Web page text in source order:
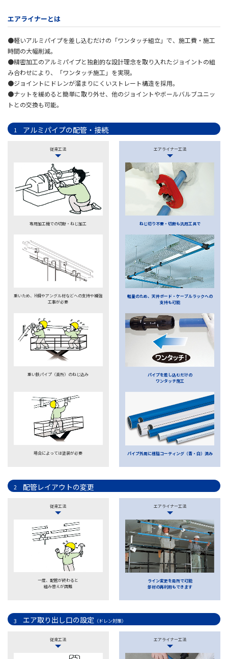
エアライナーとは
●軽いアルミパイプを差し込むだけの「ワンタッチ組立」で、施工費・施工
時間の大幅削減。
●精密加工のアルミパイプと独創的な設計理念を取り入れたジョイントの組
み合わせにより、「ワンタッチ施工」を実現。
●ジョイントにドレンが溜まりにくいストレート構造を採用。
●ナットを緩めると簡単に取り外せ、他のジョイントやボールバルブユニッ
トとの交換も可能。
1 アルミパイプの配管・接続
従来工法
専用加工機での切断・ねじ加工
重いため、H鋼やアングル材などへの支持や補強
工事が必要
重い鉄パイプ（高所）のねじ込み
場合によっては塗装が必要
エアライナー工法
ねじ切り不要・切断も汎用工具で
軽量のため、天井ボード・ケーブルラックへの
支持も可能
パイプを差し込むだけの
ワンタッチ施工
パイプ外周に樹脂コーティング（青・白）済み
2 配管レイアウトの変更
従来工法
一度、配管が終わると
組み替えが困難
エアライナー工法
ライン変更を局所で可能
部材の再利用もできます
3 エア取り出し口の設定 （ドレン対策）
従来工法 エアライナー工法